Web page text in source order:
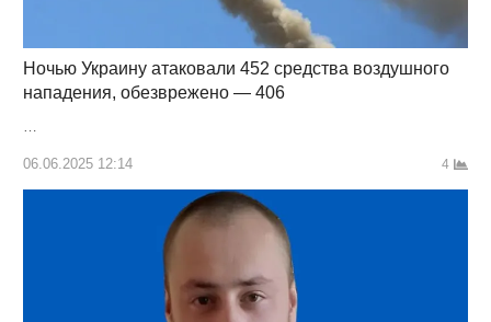
Ночью Украину атаковали 452 средства воздушного
нападения, обезврежено — 406
06.06.2025 12:14 4